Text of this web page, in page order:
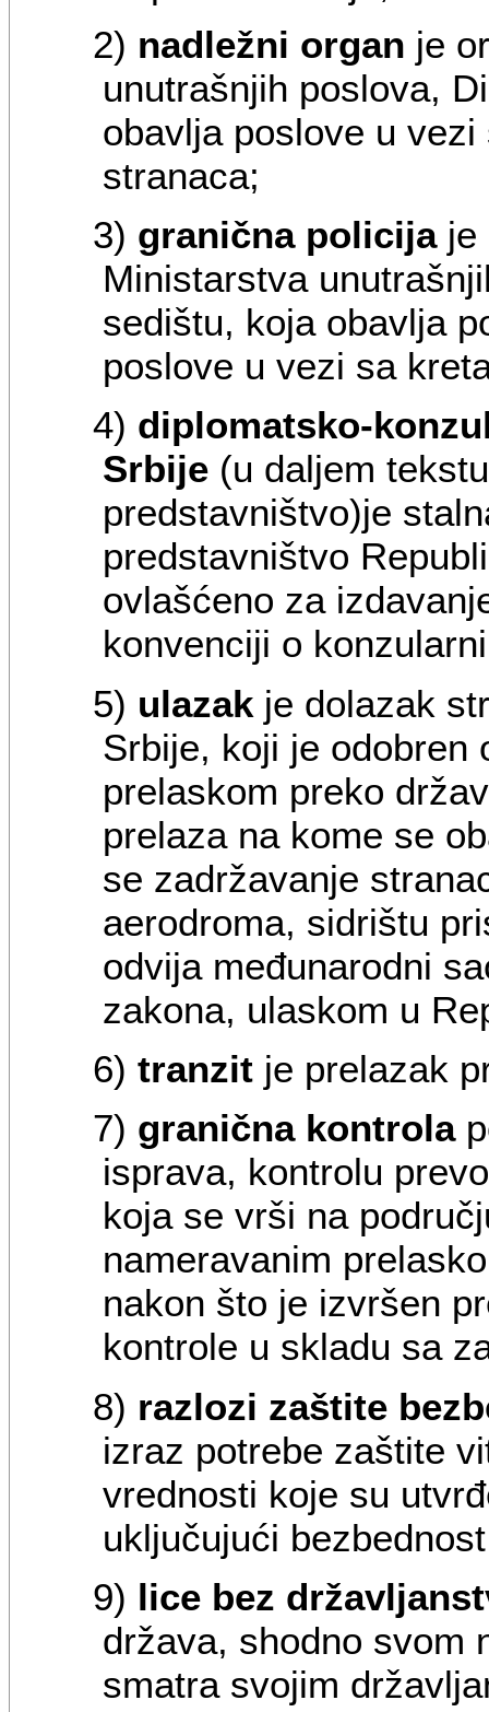
2) nadležni organ je
unutrašnjih poslova,
obavlja poslove u
stranaca;
3) granična policijaje
Ministarstva
sedištu, koja obavlja
poslove u vezi sa
4) diplomatsko-
Srbije (u daljem
predstavništvo)je
predstavništvo
ovlašćeno za
konvenciji o
5) ulazak je dolazak
Srbije, koji je odobren
prelaskom preko
prelaza na kome se
se zadržavanje
aerodroma, sidrištu
odvija međunarodni
zakona, ulaskom u
6) tranzit je prelazak
7) granična kontrola
isprava, kontrolu
koja se vrši na
nameravanim
nakon što je izvršen
kontrole u skladu sa
8) razlozi zaštite
izraz potrebe zaštite
vrednosti koje su
uključujući
9) lice bez
država, shodno svom
smatra svojim